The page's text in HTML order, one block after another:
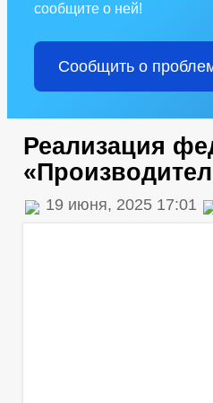
сообщите о ней!
Сообщить о
Реализация
19 июня, 2025 17:01